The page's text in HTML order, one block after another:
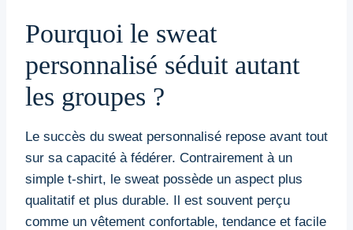
Pourquoi le sweat
personnalisé séduit autant
les groupes ?
Le succès du sweat personnalisé repose avant tout
sur sa capacité à fédérer. Contrairement à un
simple t-shirt, le sweat possède un aspect plus
qualitatif et plus durable. Il est souvent perçu
comme un vêtement confortable, tendance et facile